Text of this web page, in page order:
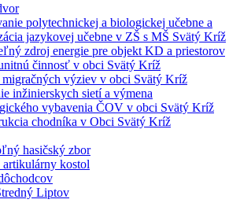
polytechnickej a biologickej učebne a
jazykovej učebne v ZŠ s MŠ Svätý Kríž
zdroj energie pre objekt KD a priestorov
činnosť v obci Svätý Kríž
migračných výziev v obci Svätý Kríž
inžinierskych sietí a výmena
vybavenia ČOV v obci Svätý Kríž
chodníka v Obci Svätý Kríž
hasičský zbor
kostol
Liptov